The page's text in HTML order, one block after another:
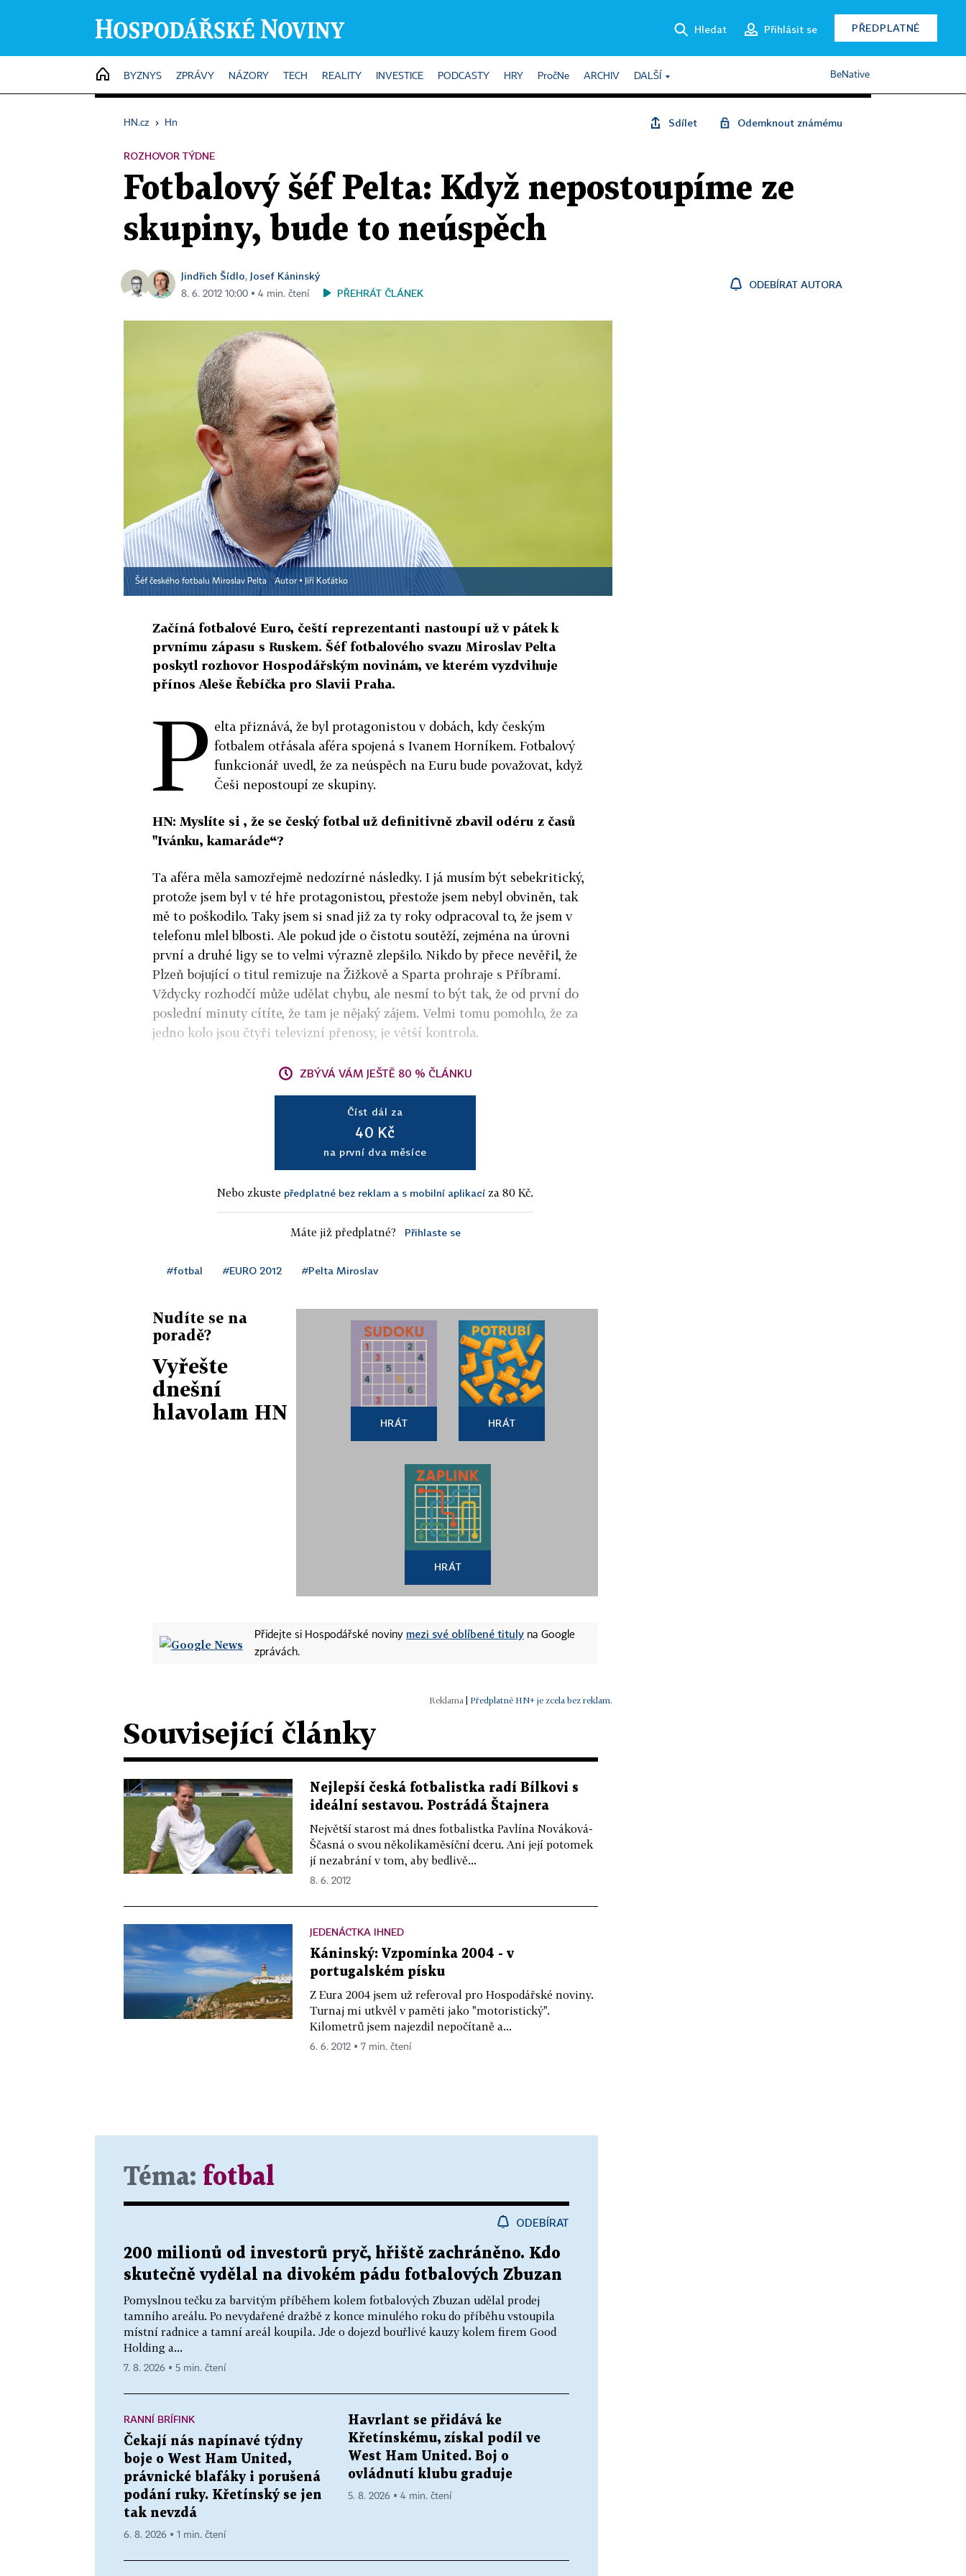
Hledat Přihlásit se PŘEDPLATNÉ
HOME
BYZNYS ZPRÁVY NÁZORY TECH REALITY INVESTICE PODCASTY HRY PročNe ARCHIV DALŠÍ BeNative
HN.cz › Hn Sdílet Odemknout známému
ROZHOVOR TÝDNE
Fotbalový šéf Pelta: Když nepostoupíme ze
skupiny, bude to neúspěch
Jindřich Šídlo, Josef Káninský
8. 6. 2012 10:00 ▪ 4 min. čtení PŘEHRÁT ČLÁNEK
ODEBÍRAT AUTORA
Šéf českého fotbalu Miroslav Pelta Autor ▪ Jiří Koťátko
Začíná fotbalové Euro, čeští reprezentanti nastoupí už v pátek k
prvnímu zápasu s Ruskem. Šéf fotbalového svazu Miroslav Pelta
poskytl rozhovor Hospodářským novinám, ve kterém vyzdvihuje
přínos Aleše Řebíčka pro Slavii Praha.
P elta přiznává, že byl protagonistou v dobách, kdy českým
fotbalem otřásala aféra spojená s Ivanem Horníkem. Fotbalový
funkcionář uvedl, že za neúspěch na Euru bude považovat, když
Češi nepostoupí ze skupiny.
HN: Myslíte si , že se český fotbal už definitivně zbavil odéru z časů
"Ivánku, kamaráde“?
Ta aféra měla samozřejmě nedozírné následky. I já musím být sebekritický,
protože jsem byl v té hře protagonistou, přestože jsem nebyl obviněn, tak
mě to poškodilo. Taky jsem si snad již za ty roky odpracoval to, že jsem v
telefonu mlel blbosti. Ale pokud jde o čistotu soutěží, zejména na úrovni
první a druhé ligy se to velmi výrazně zlepšilo. Nikdo by přece nevěřil, že
Plzeň bojující o titul remizuje na Žižkově a Sparta prohraje s Příbramí.
Vždycky rozhodčí může udělat chybu, ale nesmí to být tak, že od první do
poslední minuty cítíte, že tam je nějaký zájem. Velmi tomu pomohlo, že za
jedno kolo jsou čtyři televizní přenosy, je větší kontrola.
ZBÝVÁ VÁM JEŠTĚ 80 % ČLÁNKU
Číst dál za
40 Kč
na první dva měsíce
Nebo zkuste předplatné bez reklam a s mobilní aplikací za 80 Kč.
Máte již předplatné? Přihlaste se
#fotbal #EURO 2012 #Pelta Miroslav
Nudíte se na
poradě?
Vyřešte
dnešní
hlavolam HN
HRÁT HRÁT
HRÁT
Přidejte si Hospodářské noviny mezi své oblíbené tituly na Google
zprávách.
| Předplatné HN+ je zcela bez reklam.
Související články
Nejlepší česká fotbalistka radí Bílkovi s
ideální sestavou. Postrádá Štajnera
Největší starost má dnes fotbalistka Pavlína Nováková-
Ščasná o svou několikaměsíční dceru. Ani její potomek
jí nezabrání v tom, aby bedlivě...
8. 6. 2012
JEDENÁCTKA IHNED
Káninský: Vzpomínka 2004 - v
portugalském písku
Z Eura 2004 jsem už referoval pro Hospodářské noviny.
Turnaj mi utkvěl v paměti jako "motoristický".
Kilometrů jsem najezdil nepočítaně a...
6. 6. 2012 ▪ 7 min. čtení
Téma: fotbal
ODEBÍRAT
200 milionů od investorů pryč, hřiště zachráněno. Kdo
skutečně vydělal na divokém pádu fotbalových Zbuzan
Pomyslnou tečku za barvitým příběhem kolem fotbalových Zbuzan udělal prodej
tamního areálu. Po nevydařené dražbě z konce minulého roku do příběhu vstoupila
místní radnice a tamní areál koupila. Jde o dojezd bouřlivé kauzy kolem firem Good
Holding a...
7. 8. 2026 ▪ 5 min. čtení
RANNÍ BRÍFINK
Čekají nás napínavé týdny
boje o West Ham United,
právnické blafáky i porušená
podání ruky. Křetínský se jen
tak nevzdá
6. 8. 2026 ▪ 1 min. čtení
Havrlant se přidává ke
Křetínskému, získal podíl ve
West Ham United. Boj o
ovládnutí klubu graduje
5. 8. 2026 ▪ 4 min. čtení